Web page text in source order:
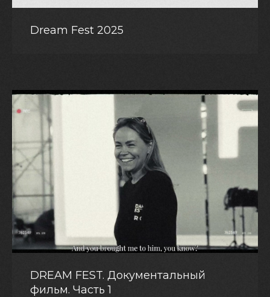
Dream Fest 2025
DREAM FEST. Документальный
фильм. Часть 1